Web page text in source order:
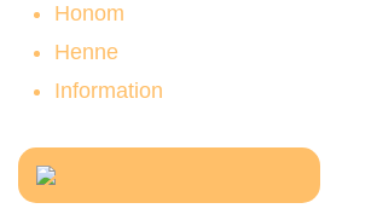
Honom
Henne
Information